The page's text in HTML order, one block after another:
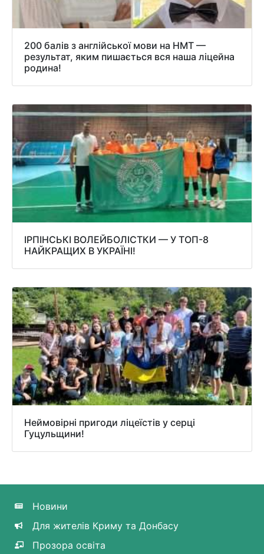
200 балів з англійської мови на НМТ —
результат, яким пишається вся наша ліцейна
родина!
ІРПІНСЬКІ ВОЛЕЙБОЛІСТКИ — У ТОП-8
НАЙКРАЩИХ В УКРАЇНІ!
Неймовірні пригоди ліцеїстів у серці
Гуцульщини!
Новини
Для жителів Криму та Донбасу
Прозора освіта